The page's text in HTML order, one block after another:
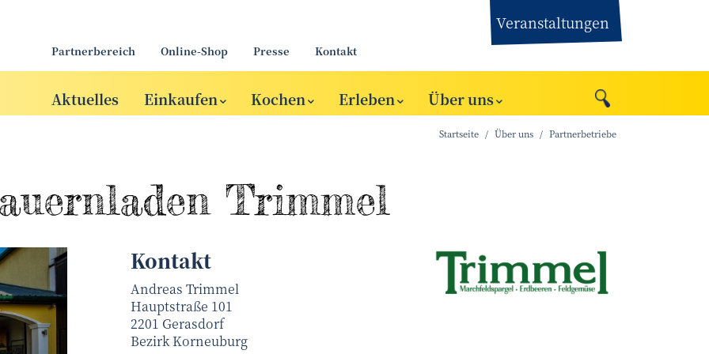
Partnerbereich Online-Shop Presse Kontakt
Veranstaltungen
Aktuelles Einkaufen Kochen Erleben Über uns
Startseite Über uns Partnerbetriebe
Trimmel
www.pangalactic.at
Kontakt
Andreas Trimmel
Hauptstraße 101
2201 Gerasdorf
BezirkKorneuburg